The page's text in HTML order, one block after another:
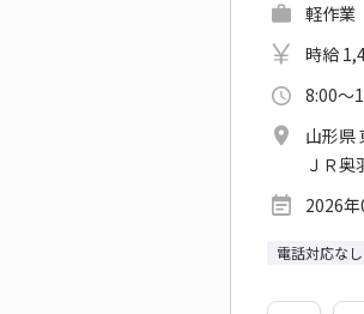
軽作業
時給
8:00～
山形県
ＪＲ奥
2026
電話対応なし